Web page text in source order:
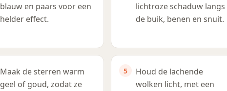
blauw en paars voor een
helder effect.
lichtroze schaduw langs
de buik, benen en snuit.
Maak de sterren warm
geel of goud, zodat ze
Houd de lachende
wolken licht, met een